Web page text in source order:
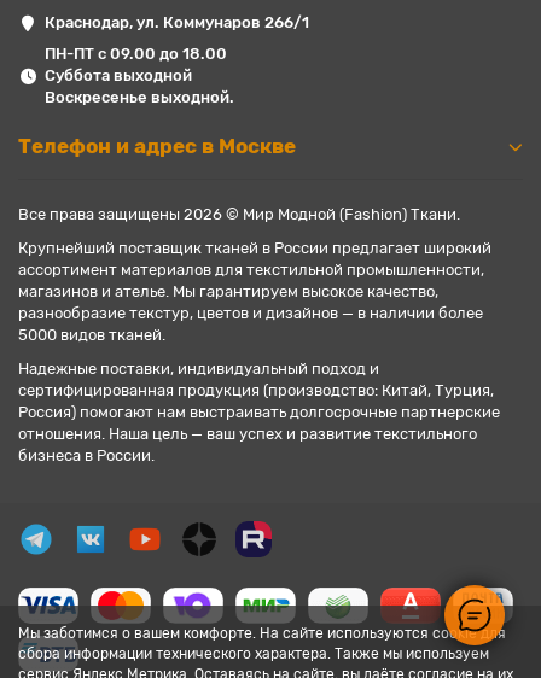
Мы заботимся о вашем комфорте. На сайте используются cookie для
сбора информации технического характера. Также мы используем
сервис Яндекс.Метрика. Оставаясь на сайте, вы даёте согласие на их
Краснодар, ул. Коммунаров 266/1
ПН-ПТ с 09.00 до 18.00
Суббота выходной
Воскресенье выходной.
Телефон и адрес в Москве
Все права защищены 2026 © Мир Модной (Fashion) Ткани.
Крупнейший поставщик тканей в России предлагает широкий
ассортимент материалов для текстильной промышленности,
магазинов и ателье. Мы гарантируем высокое качество,
разнообразие текстур, цветов и дизайнов — в наличии более
5000 видов тканей.
Надежные поставки, индивидуальный подход и
сертифицированная продукция (производство: Китай, Турция,
Россия) помогают нам выстраивать долгосрочные партнерские
отношения. Наша цель — ваш успех и развитие текстильного
бизнеса в России.